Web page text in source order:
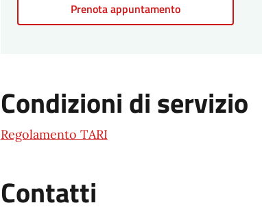
Prenota appuntamento
Condizioni di servizio
Regolamento TARI
Contatti